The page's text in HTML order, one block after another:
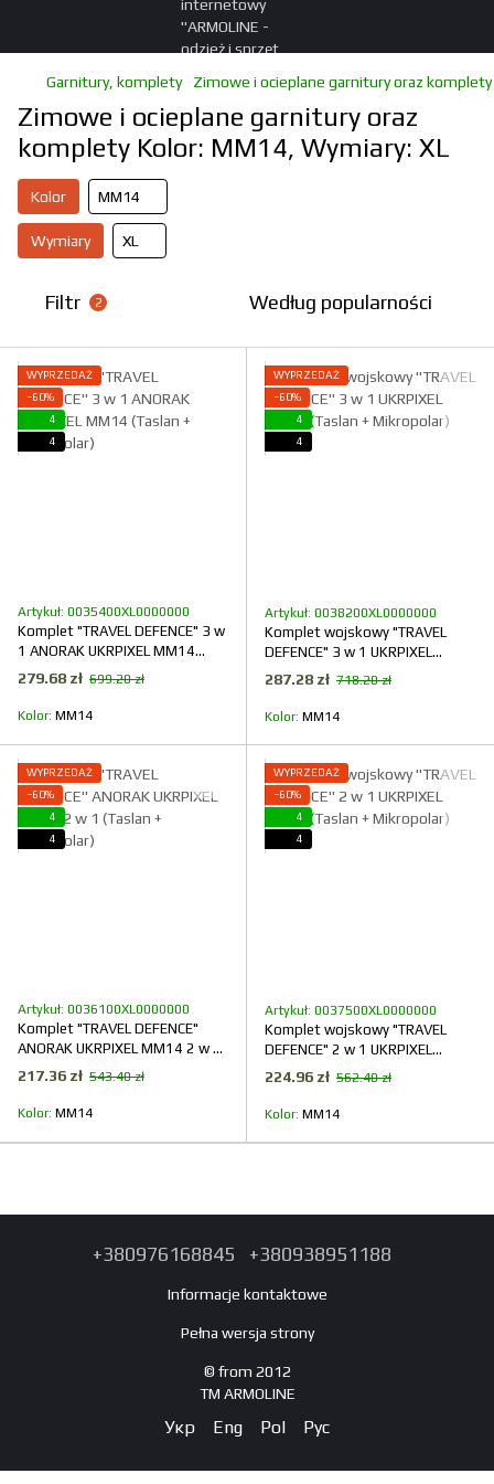
Garnitury, komplety Zimowe i ocieplane garnitury oraz komplety
Zimowe i ocieplane garnitury oraz
komplety Kolor: ММ14, Wymiary: XL
Kolor ММ14
Wymiary XL
Filtr 2 Według popularności
WYPRZEDAŻ
−60%
4
4
Artykuł: 0035400XL0000000
Komplet "TRAVEL DEFENCE" 3 w
1 ANORAK UKRPIXEL MM14
(Taslan + Mikropolar)
279.68 zł 699.20 zł
Kolor ММ14
WYPRZEDAŻ
−60%
4
4
Artykuł: 0038200XL0000000
Komplet wojskowy "TRAVEL
DEFENCE" 3 w 1 UKRPIXEL
MM14 (Taslan + Mikropolar)
287.28 zł 718.20 zł
Kolor ММ14
WYPRZEDAŻ
−60%
4
4
Artykuł: 0036100XL0000000
Komplet "TRAVEL DEFENCE"
ANORAK UKRPIXEL MM14 2 w 1
(Taslan + Mikropolar)
217.36 zł 543.40 zł
Kolor ММ14
WYPRZEDAŻ
−60%
4
4
Artykuł: 0037500XL0000000
Komplet wojskowy "TRAVEL
DEFENCE" 2 w 1 UKRPIXEL
MM14 (Taslan + Mikropolar)
224.96 zł 562.40 zł
Kolor ММ14
+380976168845 +380938951188
Informacje kontaktowe
Pełna wersja strony
© from 2012
TM ARMOLINE
Укр Eng Pol Рус